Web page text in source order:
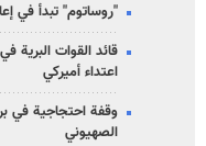
"روساتوم" تبدأ في
قائد القوات البرية
اعتداء أميركي
وقفة احتجاجية في
الصهیوني